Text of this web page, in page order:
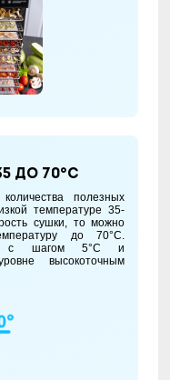
до 70°С
полезных
температуре 35-
сушки, то можно
до 70°С.
с шагом 5°С и
высокоточным